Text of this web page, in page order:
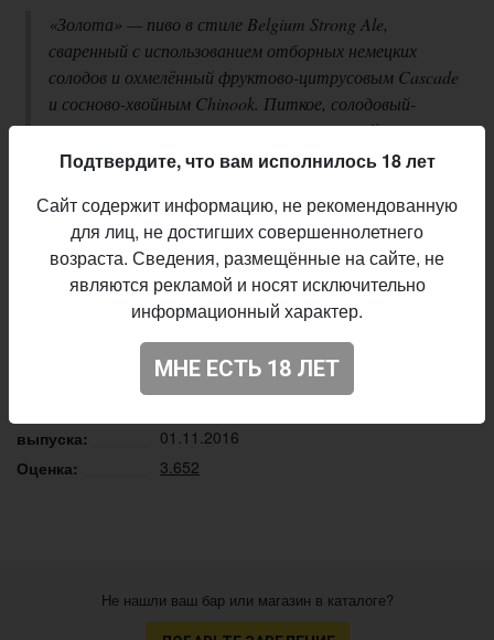
«Золота» — пиво в стиле Belgium Strong Ale,
сваренный с использованием отборных немецких
солодов и охмелённый фруктово-цитрусовым Cascade
и сосново-хвойным Chinook. Питкое, солодовый-
ориентированное пиво с интересными хвойно-
хмельными и характерными солодовыми нотами.
Описание производителя
Пивоварня:
Ципа
Стиль:
Belgian Blonde
Алкоголь:
6,8%
27 IBU
Cascade, Chinook
выпуска:
01.11.2016
Оценка:
3.652
Не нашли ваш бар или магазин в каталоге?
Подтвердите, что вам исполнилось 18 лет
Сайт содержит информацию, не рекомендованную
для лиц, не достигших совершеннолетнего
возраста. Сведения, размещённые на сайте, не
являются рекламой и носят исключительно
информационный характер.
МНЕ ЕСТЬ 18 ЛЕТ